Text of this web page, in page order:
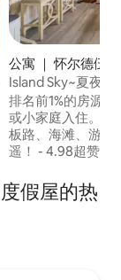
分（满分 5 分），
公寓 ｜ 怀尔德伍
d)
Island Sky~夏夜~
Boards、海滩
排名前1%的房源
或小家庭入住。
板路、海滩、游乐
遥！ - 4.98超赞房
无线网络 -现代小
外休息区 -自助入住 舒适的单间公寓
假屋的热